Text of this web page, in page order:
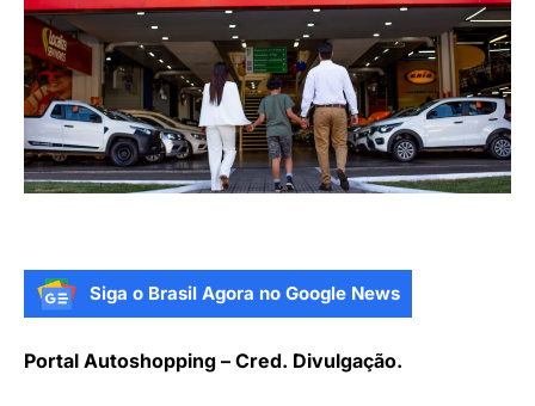
Siga o Brasil Agora no Google News
Portal Autoshopping – Cred. Divulgação.